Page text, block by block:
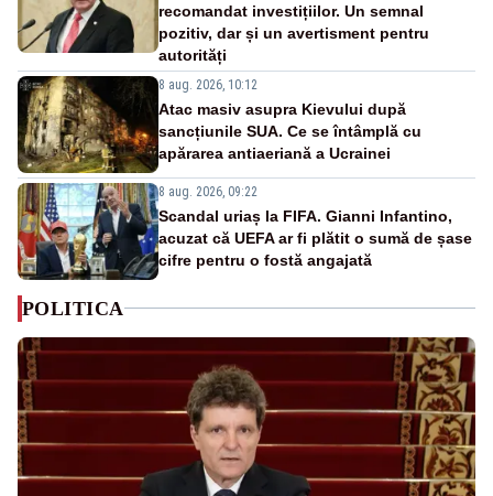
recomandat investițiilor. Un semnal
pozitiv, dar și un avertisment pentru
autorități
8 aug. 2026, 10:12
Atac masiv asupra Kievului după
sancțiunile SUA. Ce se întâmplă cu
apărarea antiaeriană a Ucrainei
8 aug. 2026, 09:22
Scandal uriaș la FIFA. Gianni Infantino,
acuzat că UEFA ar fi plătit o sumă de șase
cifre pentru o fostă angajată
POLITICA